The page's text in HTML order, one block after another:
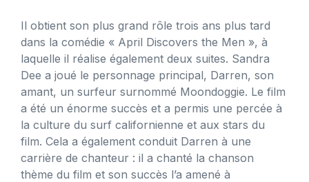
Il obtient son plus grand rôle trois ans plus tard
dans la comédie « April Discovers the Men », à
laquelle il réalise également deux suites. Sandra
Dee a joué le personnage principal, Darren, son
amant, un surfeur surnommé Moondoggie. Le film
a été un énorme succès et a permis une percée à
la culture du surf californienne et aux stars du
film. Cela a également conduit Darren à une
carrière de chanteur : il a chanté la chanson
thème du film et son succès l’a amené à